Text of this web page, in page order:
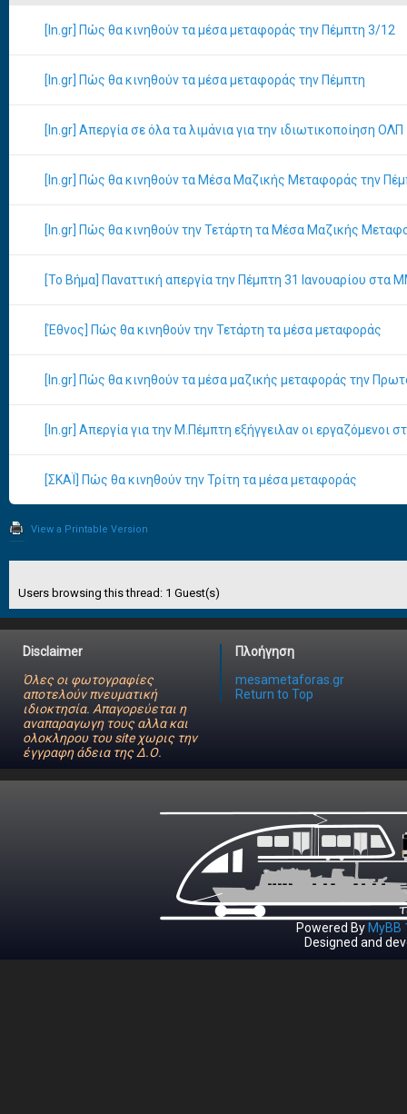
[In.gr] Πώς θα κινηθούν τα μέσα μεταφοράς την Πέμπτη 3/12
[In.gr] Πώς θα κινηθούν τα μέσα μεταφοράς την Πέμπτη
[In.gr] Απεργία σε όλα τα λιμάνια για την ιδιωτικοποίηση ΟΛΠ
[In.gr] Πώς θα κινηθούν τα Μέσα Μαζικής Μεταφοράς την
[In.gr] Πώς θα κινηθούν την Τετάρτη τα Μέσα Μαζικής
[Το Βήμα] Παναττική απεργία την Πέμπτη 31 Ιανουαρίου στα
[Έθνος] Πώς θα κινηθούν την Τετάρτη τα μέσα μεταφοράς
[In.gr] Πώς θα κινηθούν τα μέσα μαζικής μεταφοράς την
[In.gr] Απεργία για την Μ.Πέμπτη εξήγγειλαν οι εργαζόμενοι
[ΣΚΑΪ] Πώς θα κινηθούν την Τρίτη τα μέσα μεταφοράς
View a Printable Version
Users browsing this thread: 1 Guest(s)
Disclaimer
Όλες οι φωτογραφίες
αποτελούν πνευματική
ιδιοκτησία. Απαγορεύεται η
αναπαραγωγη τους αλλα και
ολοκληρου του site χωρις την
έγγραφη άδεια της Δ.Ο.
Πλοήγηση
mesametaforas.gr
Return to Top
Powered By MyBB
Designed and